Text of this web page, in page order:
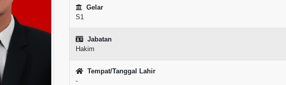
Gelar
S1
Jabatan
Hakim
Tempat/Tanggal Lahir
-